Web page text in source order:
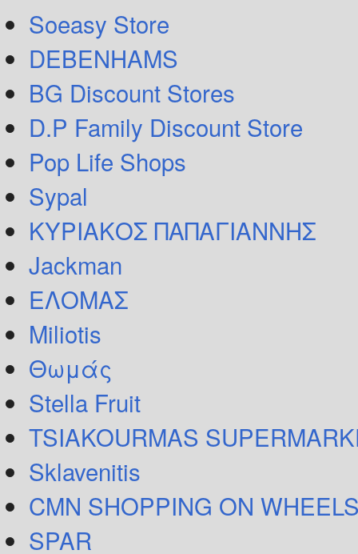
Soeasy Store
DEBENHAMS
BG Discount Stores
D.P Family Discount Store
Pop Life Shops
Sypal
ΚΥΡΙΑΚΟΣ ΠΑΠΑΓΙΑΝΝΗΣ
Jackman
ΕΛΟΜΑΣ
Miliotis
Θωμάς
Stella Fruit
TSIAKOURMAS
Sklavenitis
CMN SHOPPING ON
SPAR